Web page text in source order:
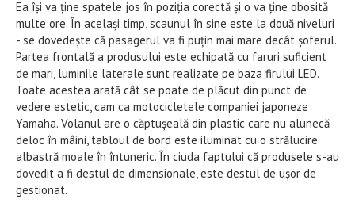
Ea își va ține spatele jos în poziția corectă și o va ține obosită
multe ore. În același timp, scaunul în sine este la două niveluri
- se dovedește că pasagerul va fi puțin mai mare decât șoferul.
Partea frontală a produsului este echipată cu faruri suficient
de mari, luminile laterale sunt realizate pe baza firului LED.
Toate acestea arată cât se poate de plăcut din punct de
vedere estetic, cam ca motocicletele companiei japoneze
Yamaha. Volanul are o căptușeală din plastic care nu alunecă
deloc în mâini, tabloul de bord este iluminat cu o strălucire
albastră moale în întuneric. În ciuda faptului că produsele s-au
dovedit a fi destul de dimensionale, este destul de ușor de
gestionat.